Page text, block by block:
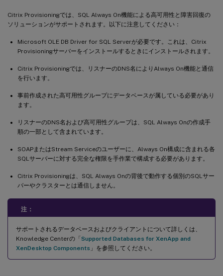
Citrix Provisioningでは、SQL Always On機能による高可用性と障害回復の
ソリューションがサポートされます。以下に注意してください：
Microsoft OLE DB Driver for SQL Serverが必要です。これは、Citrix
Provisioningサーバーをインストールするときにインストールされます。
Citrix Provisioningでは、リスナーのDNS名によりAlways On機能と通信
を行います。
事前作成された高可用性グループにデータベースが属している必要があり
ます。
リスナーのDNS名および高可用性グループは、SQL Always Onの作成手
順の一部として含まれています。
SOAPまたはStream Serviceのユーザーに、Always On構成に含まれる各
SQLサーバーに対する完全な権限を手作業で構成する必要があります。
Citrix Provisioningは、SQL Always Onの背後で動作する個別のSQLサー
バーやクラスターとは通信しません。
注：
サポートされるデータベースおよびクライアントについて詳しくは、
Knowledge Centerの「Supported Databases for XenApp and
XenDesktop Components 」を参照してください。